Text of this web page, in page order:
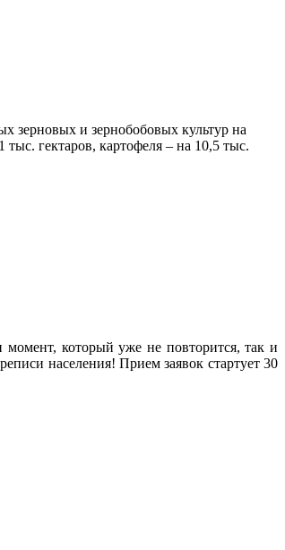
зерновых и зернобобовых культур на
гектаров, картофеля – на 10,5 тыс.
который уже не повторится, так и
населения! Прием заявок стартует 30